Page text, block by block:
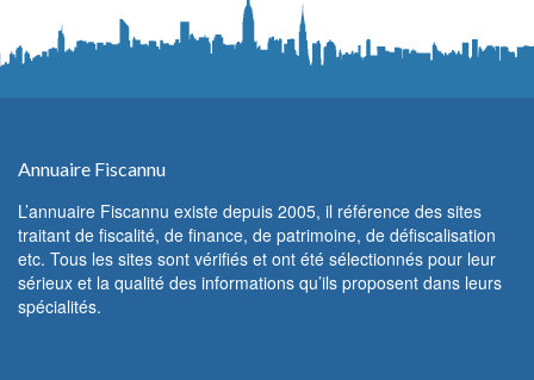
Annuaire Fiscannu
L’annuaire Fiscannu existe depuis 2005, il référence des sites
traitant de fiscalité, de finance, de patrimoine, de défiscalisation
etc. Tous les sites sont vérifiés et ont été sélectionnés pour leur
sérieux et la qualité des informations qu’ils proposent dans leurs
spécialités.